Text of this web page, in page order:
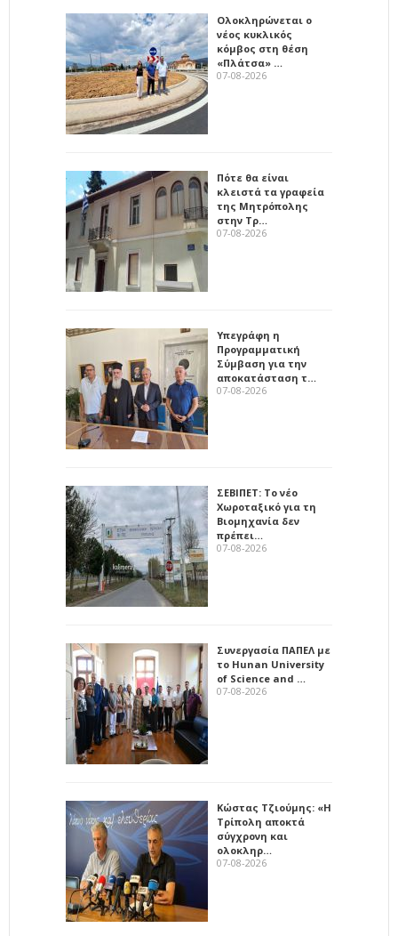
Ολοκληρώνεται ο
νέος κυκλικός
κόμβος στη θέση
«Πλάτσα» …
07-08-2026
Πότε θα είναι
κλειστά τα γραφεία
της Μητρόπολης
στην Τρ…
07-08-2026
Υπεγράφη η
Προγραμματική
Σύμβαση για την
αποκατάσταση τ…
07-08-2026
ΣΕΒΙΠΕΤ: Το νέο
Χωροταξικό για τη
Βιομηχανία δεν
πρέπει…
07-08-2026
Συνεργασία ΠΑΠΕΛ με
το Hunan University
of Science and …
07-08-2026
Κώστας Τζιούμης: «Η
Τρίπολη αποκτά
σύγχρονη και
ολοκληρ…
07-08-2026